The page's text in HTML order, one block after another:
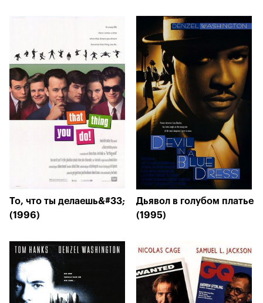
То, что ты делаешь&#33;
(1996)
Дьявол в голубом платье
(1995)